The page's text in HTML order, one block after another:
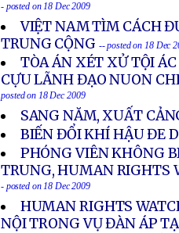
- posted on 18 Dec 2009
VIỆT NAM TÌM CÁCH
TRUNG CỘNG -- posted on 18 Dec
TÒA ÁN XÉT XỬ TỘI
CỰU LÃNH ĐẠO NUON
posted on 18 Dec 2009
SANG NĂM, XUẤT
BIẾN ĐỔI KHÍ HẬU ĐE
PHÓNG VIÊN KHÔNG
TRUNG, HUMAN RIGHTS
- posted on 18 Dec 2009
HUMAN RIGHTS
NỘI TRONG VỤ ĐÀN ÁP